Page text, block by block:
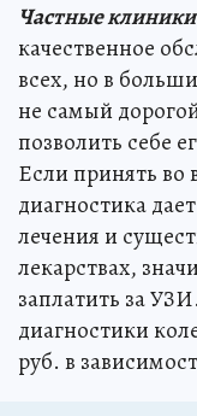
Частные клиники
качественное
всех, но в
не самый
позволить себе
Если принять во
диагностика
лечения и
лекарствах,
заплатить за
диагностики
руб. в